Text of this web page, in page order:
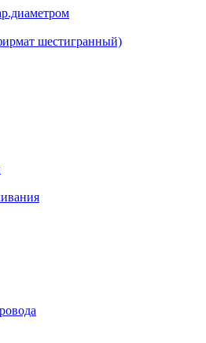
шестигранный)